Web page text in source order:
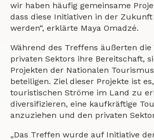
wir haben häufig gemeinsame
dass diese Initiativen in der
werden“, erklärte Maya Omadzé.
Während des Treffens äußerten die
privaten Sektors ihre Bereitschaft,
Projekten der Nationalen
beteiligen. Ziel dieser Projekte ist
touristischen Ströme im Land zu
diversifizieren, eine kaufkräftige
anzuziehen und den privaten
„Das Treffen wurde auf Initiative